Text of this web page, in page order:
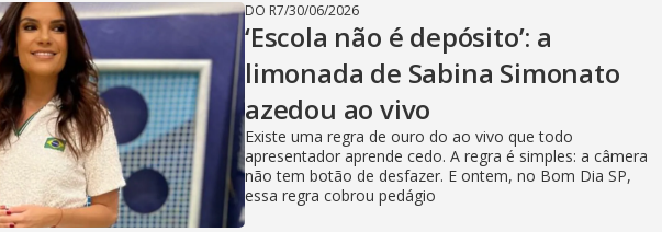
DO R7/30/06/2026
‘Escola não é depósito’: a
limonada de Sabina Simonato
azedou ao vivo
Existe uma regra de ouro do ao vivo que todo
apresentador aprende cedo. A regra é simples: a câmera
não tem botão de desfazer. E ontem, no Bom Dia SP,
essa regra cobrou pedágio